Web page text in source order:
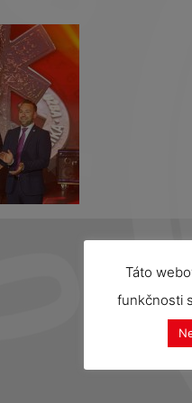
Táto
funkčnosti